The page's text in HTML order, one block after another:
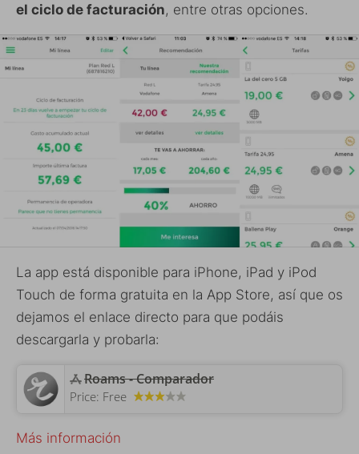
el ciclo de facturación, entre otras opciones.
La app está disponible para iPhone, iPad y iPod
Touch de forma gratuita en la App Store, así que os
dejamos el enlace directo para que podáis
descargarla y probarla:
Roams - Comparador
Price: Free
Más información